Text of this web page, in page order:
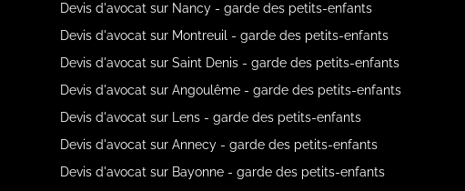
Devis d'avocat sur Nancy - garde des petits-enfants
Devis d'avocat sur Montreuil - garde des petits-enfants
Devis d'avocat sur Saint Denis - garde des petits-enfants
Devis d'avocat sur Angoulême - garde des petits-enfants
Devis d'avocat sur Lens - garde des petits-enfants
Devis d'avocat sur Annecy - garde des petits-enfants
Devis d'avocat sur Bayonne - garde des petits-enfants